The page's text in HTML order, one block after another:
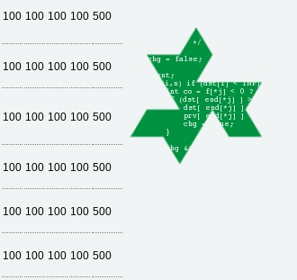
100 100 100 100 500
100 100 100 100 500
100 100 100 100 500
100 100 100 100 500
100 100 100 100 500
100 100 100 100 500